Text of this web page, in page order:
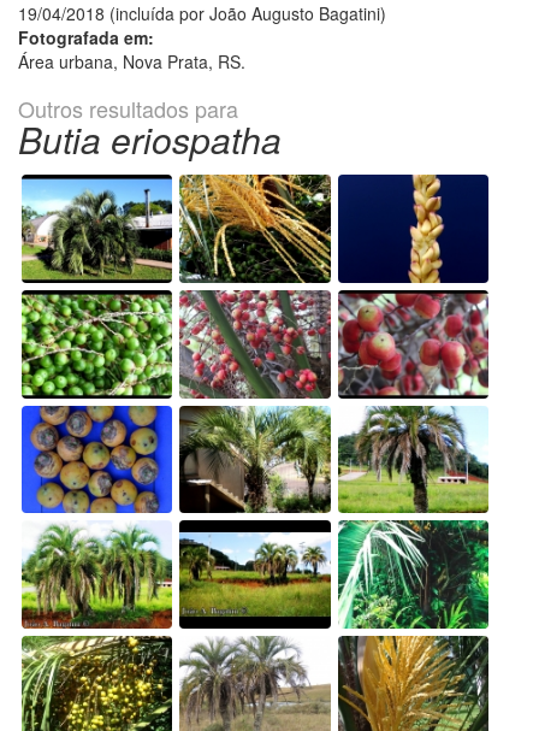
19/04/2018 (incluída por João Augusto Bagatini)
Fotografada em:
Área urbana, Nova Prata, RS.
Outros resultados para
Butia eriospatha